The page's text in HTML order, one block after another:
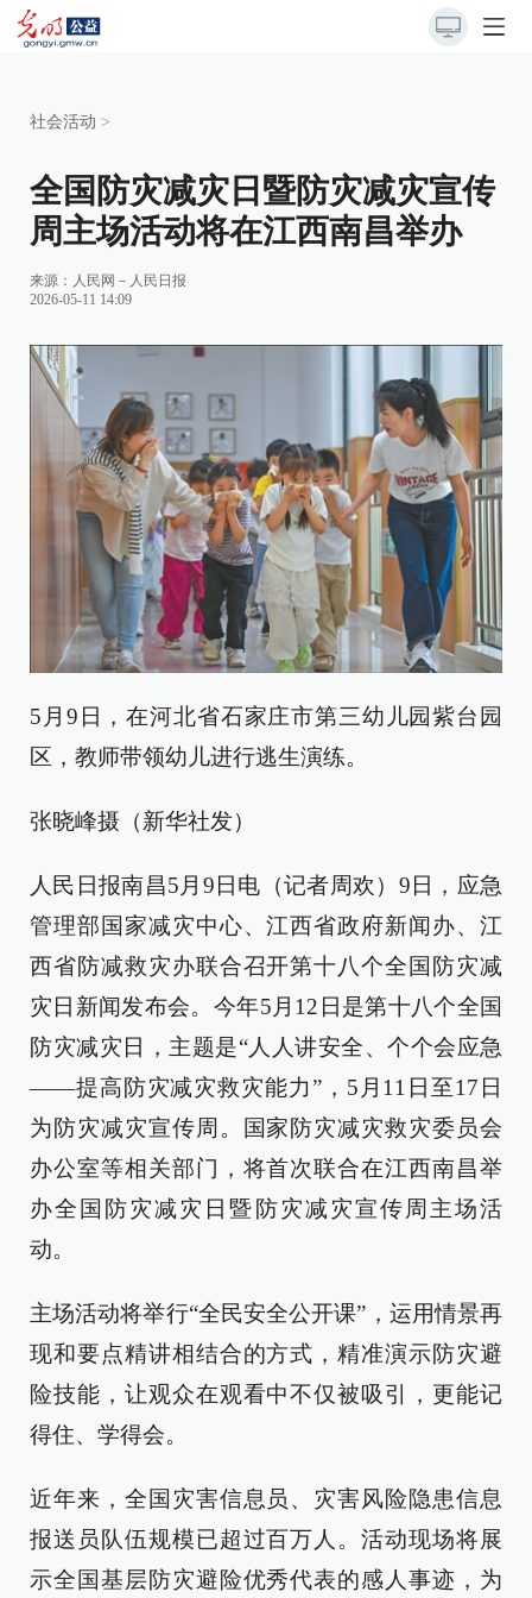
社会活动 >
全国防灾减灾日暨防灾减灾宣传
周主场活动将在江西南昌举办
来源： 人民网－人民日报
2026-05-11 14:09
5月9日，在河北省石家庄市第三幼儿园紫台园
区，教师带领幼儿进行逃生演练。
张晓峰摄（新华社发）
人民日报南昌5月9日电（记者周欢）9日，应急
管理部国家减灾中心、江西省政府新闻办、江
西省防减救灾办联合召开第十八个全国防灾减
灾日新闻发布会。今年5月12日是第十八个全国
防灾减灾日，主题是“人人讲安全、个个会应急
——提高防灾减灾救灾能力”，5月11日至17日
为防灾减灾宣传周。国家防灾减灾救灾委员会
办公室等相关部门，将首次联合在江西南昌举
办全国防灾减灾日暨防灾减灾宣传周主场活
动。
主场活动将举行“全民安全公开课”，运用情景再
现和要点精讲相结合的方式，精准演示防灾避
险技能，让观众在观看中不仅被吸引，更能记
得住、学得会。
近年来，全国灾害信息员、灾害风险隐患信息
报送员队伍规模已超过百万人。活动现场将展
示全国基层防灾避险优秀代表的感人事迹，为